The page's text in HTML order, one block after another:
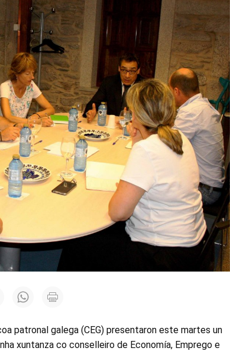
patronal galega (CEG) presentaron este martes un
xuntanza co conselleiro de Economía, Emprego e